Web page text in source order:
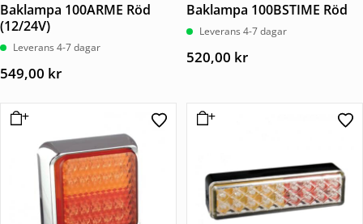
Baklampa 100ARME Röd
(12/24V)
Leverans 4-7 dagar
549,00 kr
Baklampa 100BSTIME Röd
Leverans 4-7 dagar
520,00 kr